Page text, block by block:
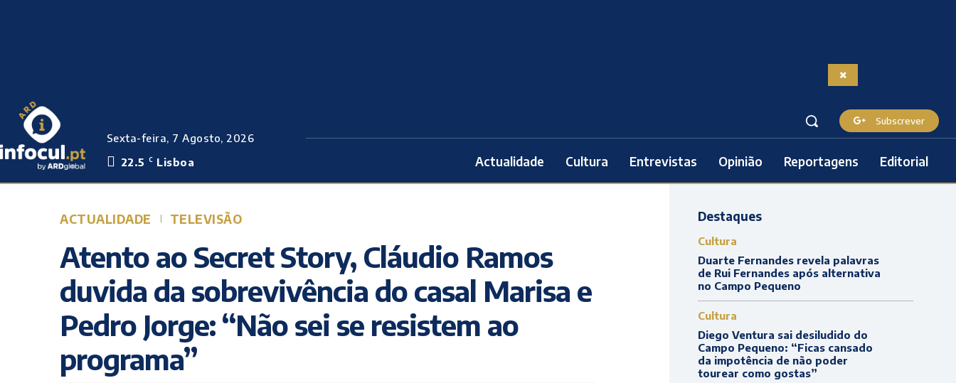
Sexta-feira, 7 Agosto, 2026
22.5
C Lisboa
Subscrever
Actualidade Cultura Entrevistas Opinião Reportagens Editorial
ACTUALIDADE TELEVISÃO
Atento ao Secret Story, Cláudio Ramos
duvida da sobrevivência do casal Marisa e
Pedro Jorge: “Não sei se resistem ao
programa”
Destaques
Cultura
Duarte Fernandes revela palavras
de Rui Fernandes após alternativa
no Campo Pequeno
Cultura
Diego Ventura sai desiludido do
Campo Pequeno: “Ficas cansado
da impotência de não poder
tourear como gostas”